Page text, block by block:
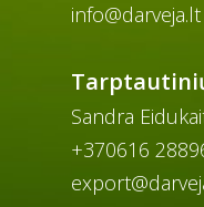
info@darveja.lt
Sandra
+370616